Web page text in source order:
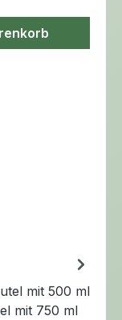
mit 500 ml
mit 750 ml